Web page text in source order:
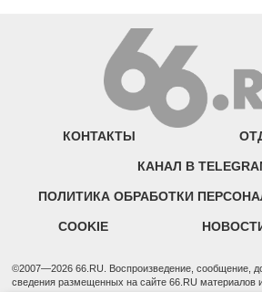
КОНТАКТЫ
КАНАЛ В
ПОЛИТИКА ОБРАБОТКИ
COOKIE
©2007—2026 66.RU. Воспроизведение, сообщение,
сведения размещенных на сайте 66.RU материалов